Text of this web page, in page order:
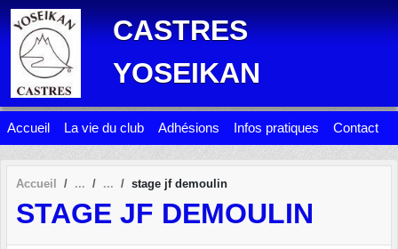
CASTRES
YOSEIKAN
Accueil La vie du club Adhésions Infos pratiques Contact
Accueil stage jf demoulin
STAGE JF DEMOULIN
Panneau de gestion des cookies